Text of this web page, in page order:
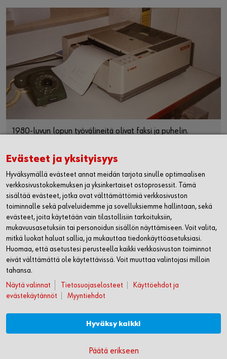
1980-luvun lopun työvälineitä olivat faksi ja puhelin.
© Würth Oy
WÜRTH OY
MYYNTI JA ASIAKASPALVELU
WÜRTH HUOLTO
LASKUTUSTIEDOT
SEURAA MEITÄ
WÜRTH MOBIILISOVELLUS
Evästeet ja yksityisyys
Hyväksymällä evästeet annat meidän tarjota sinulle optimaalisen
verkkosivustokokemuksen ja yksinkertaiset ostoprosessit. Tämä
sisältää evästeet, jotka ovat välttämättömiä verkkosivuston
toiminnalle sekä palveluidemme ja sovelluksiemme hallintaan, sekä
evästeet, joita käytetään vain tilastollisiin tarkoituksiin,
mukavuusasetuksiin tai personoidun sisällön näyttämiseen. Voit valita,
mitkä luokat haluat sallia, ja mukauttaa tiedonkäyttöasetuksiasi.
Huomaa, että asetustesi perusteella kaikki verkkosivuston toiminnot
eivät välttämättä ole käytettävissä. Voit muuttaa valintojasi milloin
tahansa.
Näytä valinnat
Tietosuojaselosteet
Käyttöehdot ja
evästekäytännöt
Myyntiehdot
Hyväksy kaikki
Päätä erikseen